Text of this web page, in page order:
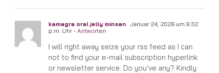
kamagra oral jelly minsan Januar 24, 2026 um 9:32
p.m. Uhr- Antworten
I will right away seize your rss feed as I can
not to find your e-mail subscription hyperlink
or newsletter service. Do you’ve any? Kindly